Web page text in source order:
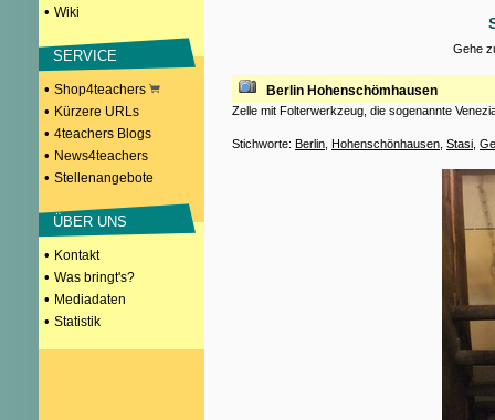
• Wiki
SERVICE
• Shop4teachers
• Kürzere URLs
• 4teachers Blogs
• News4teachers
• Stellenangebote
ÜBER UNS
• Kontakt
• Was bringt's?
• Mediadaten
• Statistik
Gehe
Berlin Hohenschömhausen
Zelle mit Folterwerkzeug, die sogenannte
Stichworte: Berlin Hohenschönhausen Stasi